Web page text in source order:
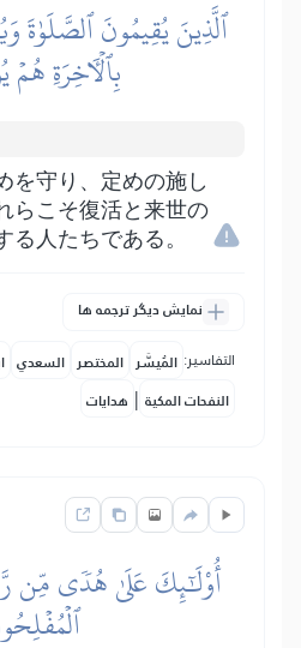
ٱلَّذِينَ يُقِيمُونَ ٱلصَّلَوٰةَ
بِٱلۡأٓخِرَةِ هُمۡ
を守り、定めの施し
らこそ復活と来世の
る人たちである。
نمایش دیگر ترجمه ها
التفاسير: المُيسَّر المختصر السعدي
النفحات المكية | هدايات
أُوْلَٰٓئِكَ عَلَىٰ هُدٗى مِّن